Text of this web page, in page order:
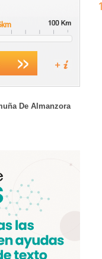
De Almanzora